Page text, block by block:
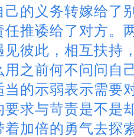
己的义务转嫁给了
推诿给了对方。
见彼此 ，相互扶持
之前何不问问自
的示弱表示需要
求与苛责是不是
加倍的勇气去探